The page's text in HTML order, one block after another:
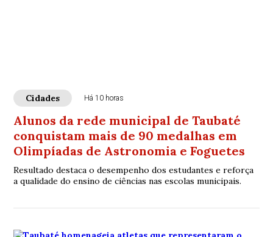
Cidades Há 10 horas
Alunos da rede municipal de Taubaté
conquistam mais de 90 medalhas em
Olimpíadas de Astronomia e Foguetes
Resultado destaca o desempenho dos estudantes e reforça
a qualidade do ensino de ciências nas escolas municipais.